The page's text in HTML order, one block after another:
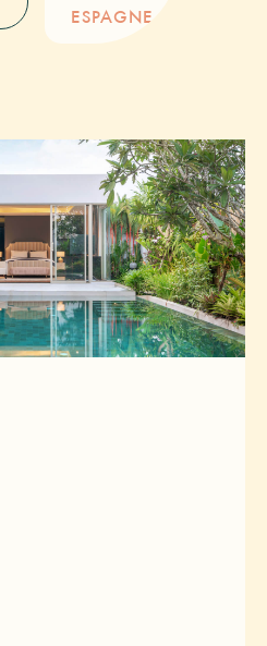
ESPAGNE